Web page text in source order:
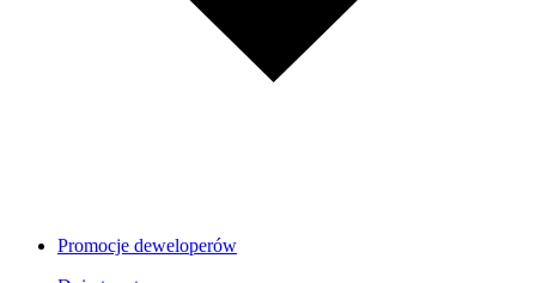
Promocje deweloperów